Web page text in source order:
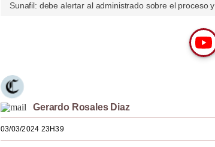
Sunafil: debe alertar al administrado sobre el proceso
Gerardo Rosales Diaz
03/03/2024 23H39